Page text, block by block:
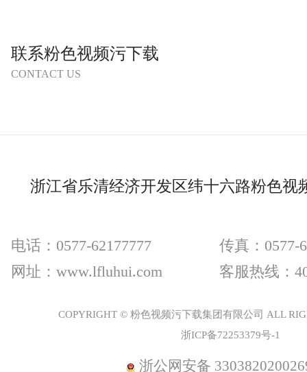
联系粉色视频污下载
CONTACT US
浙江省乐清经济开发区纬十六路粉色视
电话：0577-62177777
传真：
网址：www.lfluhui.com
客服热线
COPYRIGHT © 粉色视频污下载集团有限公司 ALL
浙ICP备72253379号-1
浙公网安备